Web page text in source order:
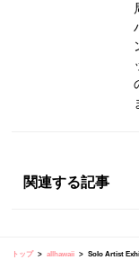
関連する記事
トップ allhawaii Solo Artist